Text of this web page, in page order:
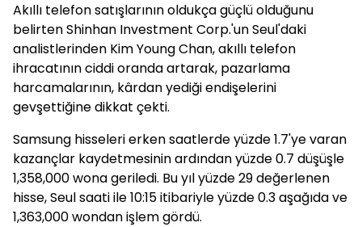
Akıllı telefon satışlarının oldukça güçlü olduğunu
belirten Shinhan Investment Corp.'un Seul'daki
analistlerinden Kim Young Chan, akıllı telefon
ihracatının ciddi oranda artarak, pazarlama
harcamalarının, kârdan yediği endişelerini
gevşettiğine dikkat çekti.
Samsung hisseleri erken saatlerde yüzde 1.7'ye varan
kazançlar kaydetmesinin ardından yüzde 0.7 düşüşle
1,358,000 wona geriledi. Bu yıl yüzde 29 değerlenen
hisse, Seul saati ile 10:15 itibariyle yüzde 0.3 aşağıda ve
1,363,000 wondan işlem gördü.